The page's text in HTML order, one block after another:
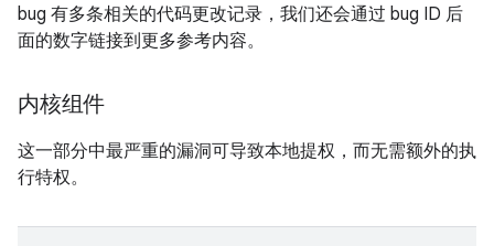
bug 有多条相关的代码更改记录，我们还会通过 bug ID 后
面的数字链接到更多参考内容。
内核组件
这一部分中最严重的漏洞可导致本地提权，而无需额外的执
行特权。